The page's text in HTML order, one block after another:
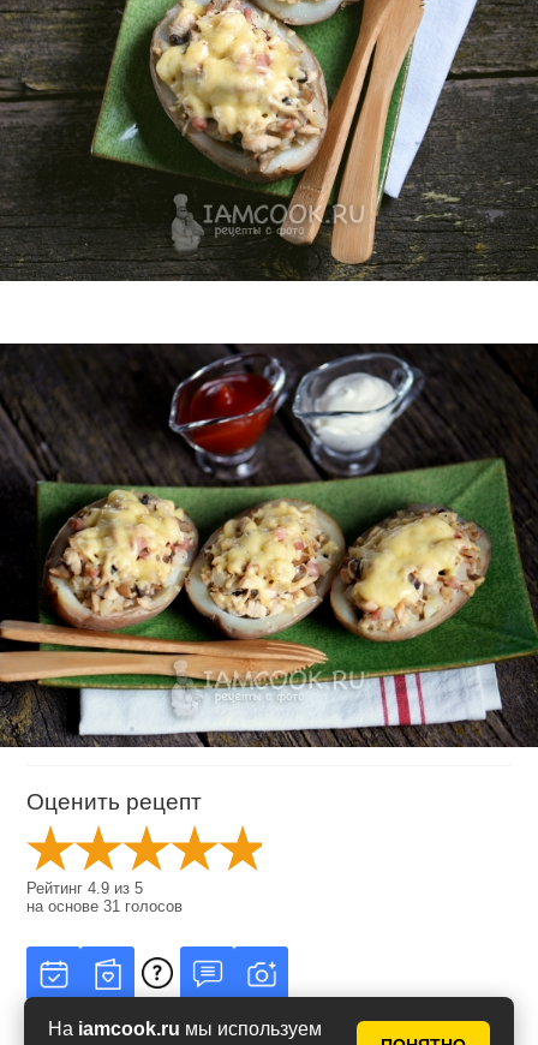
На iamcook.ru мы используем
Оценить рецепт
Рейтинг4.9 из5
на основе31 голосов